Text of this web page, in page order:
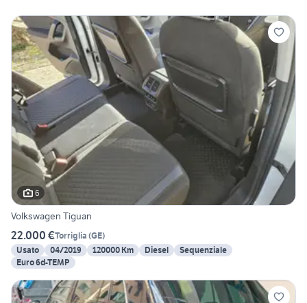
6
Volkswagen Tiguan
22.000 €Torriglia (GE)
Usato
04/2019 120000 Km Diesel
Sequenziale
Euro 6d-TEMP